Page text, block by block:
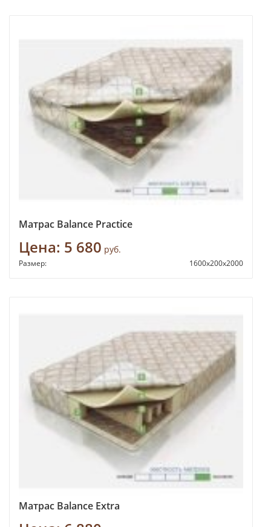
Матрас Balance Practice
Цена: 5 680 руб.
Размер: 1600x200x2000
Матрас Balance Extra